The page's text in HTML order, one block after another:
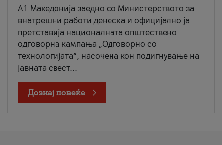
A1 Македонија заедно со Министерството за
внатрешни работи денеска и официјално ја
претставија националната општествено
одговорна кампања „Одговорно со
технологијата“, насочена кон подигнување на
јавната свест...
Дознај повеќе